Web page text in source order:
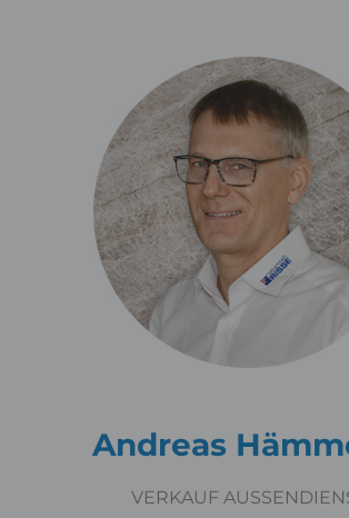
Andreas
VERKAUF